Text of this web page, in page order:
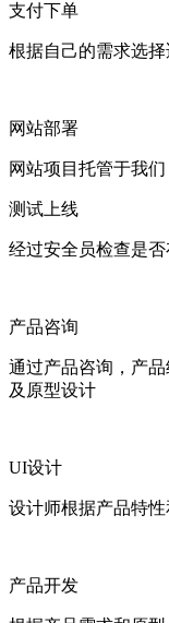
支付下单
根据自己的需求选
网站部署
网站项目托管于我
测试上线
经过安全员检查是
产品咨询
通过产品咨询，产
及原型设计
UI设计
设计师根据产品特
产品开发